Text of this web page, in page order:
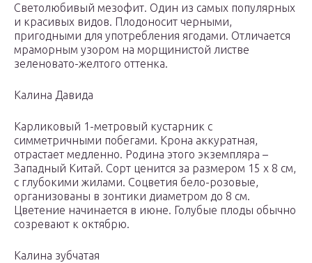
Светолюбивый мезофит. Один из самых популярных
и красивых видов. Плодоносит черными,
пригодными для употребления ягодами. Отличается
мраморным узором на морщинистой листве
зеленовато-желтого оттенка.
Калина Давида
Карликовый 1-метровый кустарник с
симметричными побегами. Крона аккуратная,
отрастает медленно. Родина этого экземпляра –
Западный Китай. Сорт ценится за размером 15 х 8 см,
с глубокими жилами. Соцветия бело-розовые,
организованы в зонтики диаметром до 8 см.
Цветение начинается в июне. Голубые плоды обычно
созревают к октябрю.
Калина зубчатая